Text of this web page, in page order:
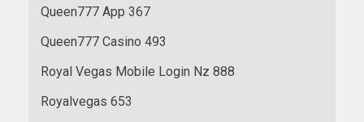
Queen777 App 367
Queen777 Casino 493
Royal Vegas Mobile Login Nz 888
Royalvegas 653